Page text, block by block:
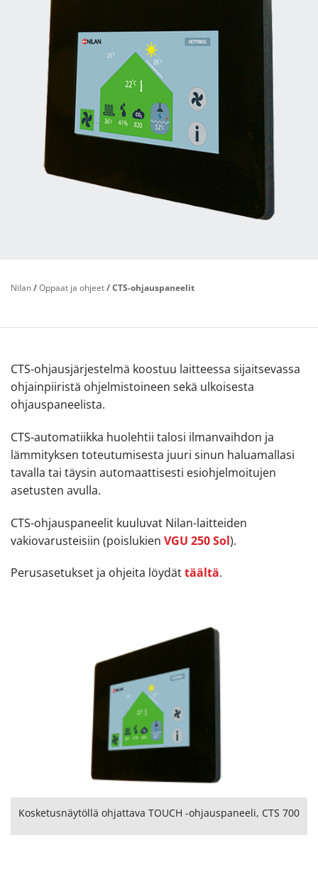
Nilan/Oppaat ja ohjeet/CTS-ohjauspaneelit
CTS-ohjausjärjestelmä koostuu laitteessa sijaitsevassa
ohjainpiiristä ohjelmistoineen sekä ulkoisesta
ohjauspaneelista.
CTS-automatiikka huolehtii talosi ilmanvaihdon ja
lämmityksen toteutumisesta juuri sinun haluamallasi
tavalla tai täysin automaattisesti esiohjelmoitujen
asetusten avulla.
CTS-ohjauspaneelit kuuluvat Nilan-laitteiden
vakiovarusteisiin (poislukien VGU 250 Sol).
Perusasetukset ja ohjeita löydättäältä.
Kosketusnäytöllä ohjattava TOUCH -ohjauspaneeli, CTS 700